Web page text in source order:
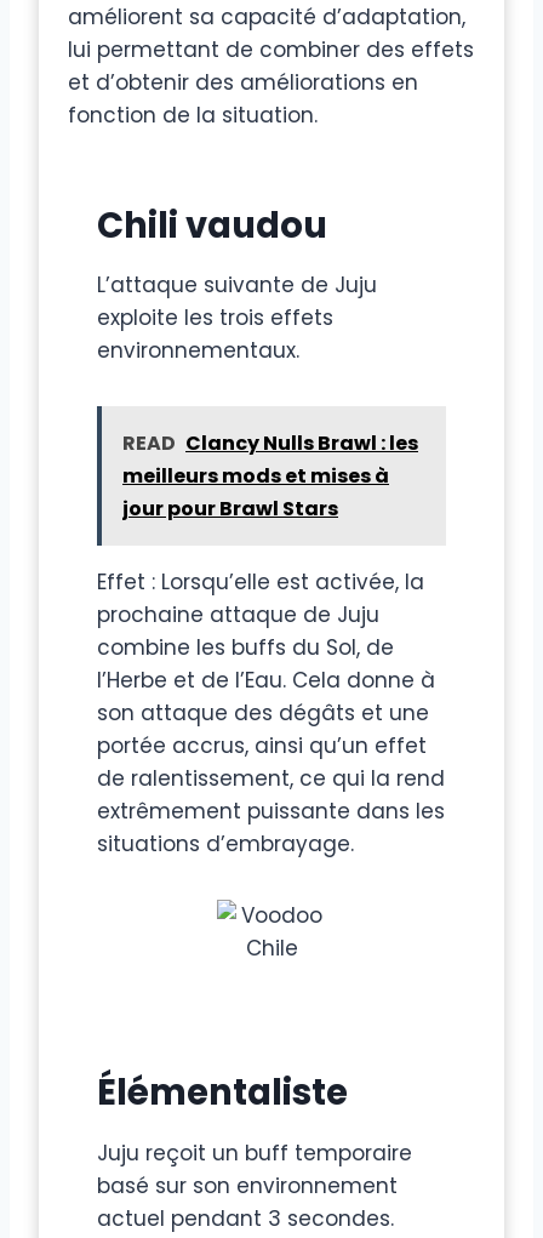
améliorent sa capacité d’adaptation,
lui permettant de combiner des effets
et d’obtenir des améliorations en
fonction de la situation.
Chili vaudou
L’attaque suivante de Juju
exploite les trois effets
environnementaux.
READ Clancy Nulls Brawl : les
meilleurs mods et mises à
jour pour Brawl Stars
Effet : Lorsqu’elle est activée, la
prochaine attaque de Juju
combine les buffs du Sol, de
l’Herbe et de l’Eau. Cela donne à
son attaque des dégâts et une
portée accrus, ainsi qu’un effet
de ralentissement, ce qui la rend
extrêmement puissante dans les
situations d’embrayage.
Élémentaliste
Juju reçoit un buff temporaire
basé sur son environnement
actuel pendant 3 secondes.